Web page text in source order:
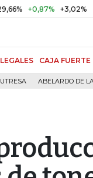
+0,87% +3,02% DTF
CAJA FUERTE
ABELARDO DE